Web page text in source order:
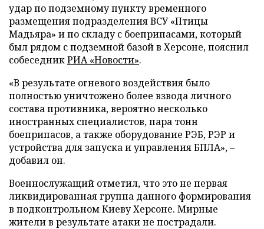
удар по подземному пункту временного
размещения подразделения ВСУ «Птицы
Мадьяра» и по складу с боеприпасами, который
был рядом с подземной базой в Херсоне, пояснил
собеседникРИА «Новости».
«В результате огневого воздействия было
полностью уничтожено более взвода личного
состава противника, вероятно несколько
иностранных специалистов, пара тонн
боеприпасов, а также оборудование РЭБ, РЭР и
устройства для запуска и управления БПЛА», –
добавил он.
Военнослужащий отметил, что это не первая
ликвидированная группа данного формирования
в подконтрольном Киеву Херсоне. Мирные
жители в результате атаки не пострадали.